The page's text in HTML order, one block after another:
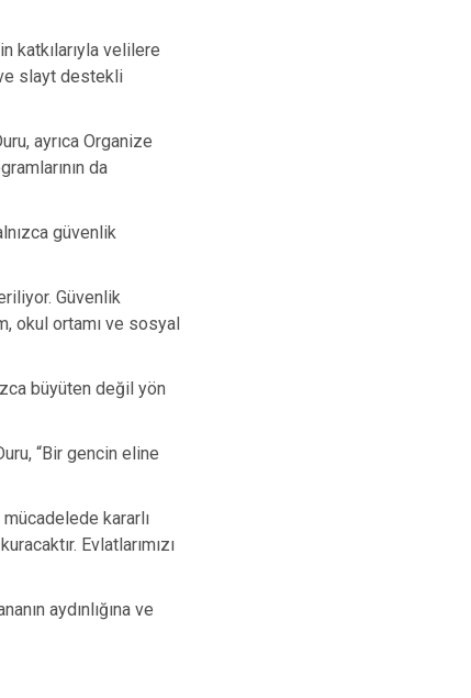
katkılarıyla velilere
slayt destekli
ayrıca Organize
da
güvenlik
Güvenlik
okul ortamı ve sosyal
büyüten değil yön
“Bir gencin eline
mücadelede kararlı
Evlatlarımızı
aydınlığına ve